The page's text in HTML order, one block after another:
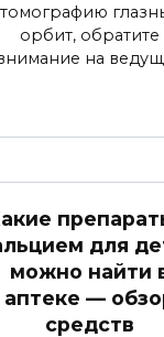
томографию
орбит, обратите
на
для
можно найти
аптеке —
средств